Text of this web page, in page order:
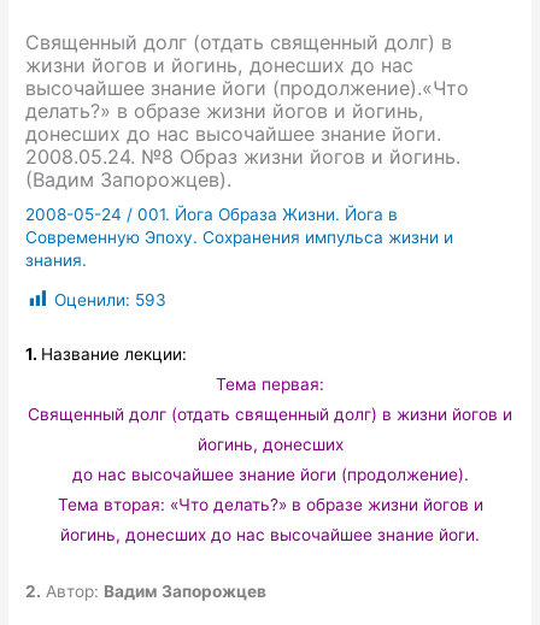
Священный долг (отдать священный долг) в
жизни йогов и йогинь, донесших до нас
высочайшее знание йоги (продолжение).«Что
делать?» в образе жизни йогов и йогинь,
донесших до нас высочайшее знание йоги.
2008.05.24. №8 Образ жизни йогов и йогинь.
(Вадим Запорожцев).
2008-05-24 /001. Йога Образа Жизни. Йога в
Современную Эпоху. Сохранения импульса жизни и
знания.
Оценили: 593
1. Название лекции:
Тема первая:
Священный долг (отдать священный долг) в жизни йогов и
йогинь, донесших
до нас высочайшее знание йоги (продолжение).
Тема вторая: «Что делать?» в образе жизни йогов и
йогинь, донесших до нас высочайшее знание йоги.
2. Автор: Вадим Запорожцев